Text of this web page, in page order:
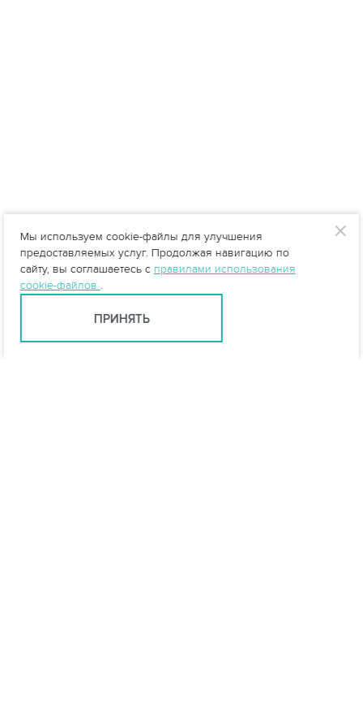
Мы используем cookie-файлы для улучшения
предоставляемых услуг. Продолжая навигацию по
сайту, вы соглашаетесь с правилами использования
cookie-файлов .
ПРИНЯТЬ